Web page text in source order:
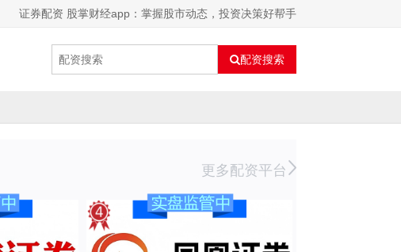
证券配资 股掌财经app：掌握股市动态，投资决策好帮手
配资搜索
更多配资平台